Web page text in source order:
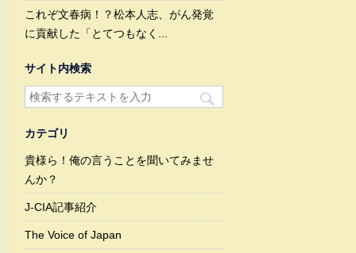
これぞ文春病！？松本人志、がん発覚
に貢献した「とてつもなく...
サイト内検索
カテゴリ
貴様ら！俺の言うことを聞いてみませ
んか？
J-CIA記事紹介
The Voice of Japan